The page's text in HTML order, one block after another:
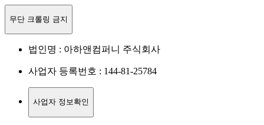
무단 크롤링 금지
법인명 : 아하앤컴퍼니 주식회사
사업자 등록번호 : 144-81-25784
사업자 정보확인